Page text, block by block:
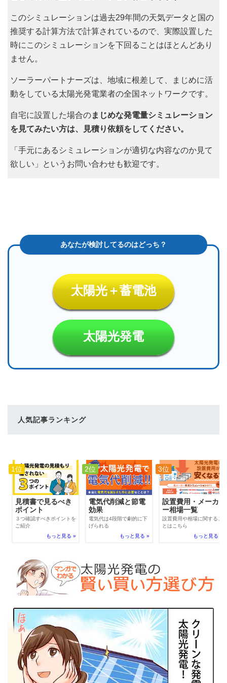
このシミュレーションは過去29年間の天気データと国の
推奨する計算方法で計算されているので、実際設置した
時にこのシミュレーションを下回ることはほとんどあり
ません。
ソーラーパートナーズは、地域に根差して、まじめに活
動をしている太陽光発電業者の全国ネットワークです。
自宅に設置した場合のまじめな発電量シミュレーション
を見てみたい方は、見積り依頼をしてください。
「手元にあるシミュレーションが適切な内容なのか見て
欲しい」というお問い合わせも歓迎です。
太陽光＋蓄電池
太陽光発電
人気記事ランキング
1位
見積書で見るべき
ポイント
３つ確認すべきポイントを
ご紹介
もっと見る »
2位
電気代削減と節電
効果
電気代は4段階で劇的に下
げられる
もっと見る »
3位
設置費用・メーカ
ー相場一覧
設置費用や相場に関するこ
とはこちら
もっと見る »